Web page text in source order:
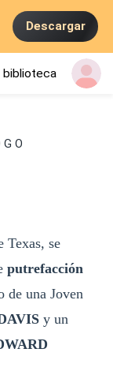
Descargar
biblioteca
G O
Texas, se
putrefacción
de una Joven
y un